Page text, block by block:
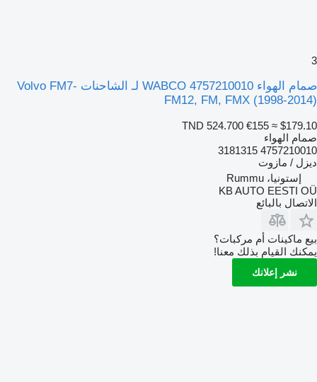
3
صمام الهواء WABCO 4757210010 لـ الشاحنات Volvo FM7-
FM12, FM, FMX (1998-2014)
TND 524.700 €155 ≈ $179.10
صمام الهواء
4757210010 3181315
ديزل / مازوت
إستونيا، Rummu
KB AUTO EESTI OÜ
الاتصال بالبائع
بيع ماكينات أم مركبات؟
يمكنك القيام بذلك معنا!
نشر إعلانك